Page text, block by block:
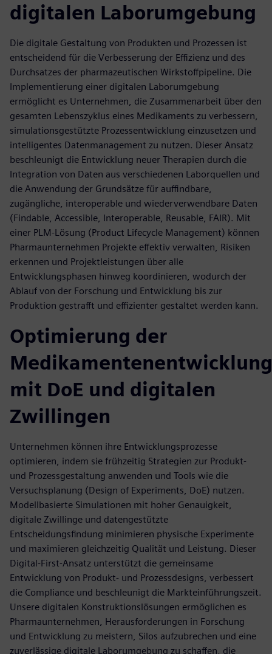
digitalen Laborumgebung
Die digitale Gestaltung von Produkten und Prozessen ist
entscheidend für die Verbesserung der Effizienz und des
Durchsatzes der pharmazeutischen Wirkstoffpipeline. Die
Implementierung einer digitalen Laborumgebung
ermöglicht es Unternehmen, die Zusammenarbeit über den
gesamten Lebenszyklus eines Medikaments zu verbessern,
simulationsgestützte Prozessentwicklung einzusetzen und
intelligentes Datenmanagement zu nutzen. Dieser Ansatz
beschleunigt die Entwicklung neuer Therapien durch die
Integration von Daten aus verschiedenen Laborquellen und
die Anwendung der Grundsätze für auffindbare,
zugängliche, interoperable und wiederverwendbare Daten
(Findable, Accessible, Interoperable, Reusable, FAIR). Mit
einer PLM-Lösung (Product Lifecycle Management) können
Pharmaunternehmen Projekte effektiv verwalten, Risiken
erkennen und Projektleistungen über alle
Entwicklungsphasen hinweg koordinieren, wodurch der
Ablauf von der Forschung und Entwicklung bis zur
Produktion gestrafft und effizienter gestaltet werden kann.
Optimierung der
Medikamentenentwicklung
mit DoE und digitalen
Zwillingen
Unternehmen können ihre Entwicklungsprozesse
optimieren, indem sie frühzeitig Strategien zur Produkt-
und Prozessgestaltung anwenden und Tools wie die
Versuchsplanung (Design of Experiments, DoE) nutzen.
Modellbasierte Simulationen mit hoher Genauigkeit,
digitale Zwillinge und datengestützte
Entscheidungsfindung minimieren physische Experimente
und maximieren gleichzeitig Qualität und Leistung. Dieser
Digital-First-Ansatz unterstützt die gemeinsame
Entwicklung von Produkt- und Prozessdesigns, verbessert
die Compliance und beschleunigt die Markteinführungszeit.
Unsere digitalen Konstruktionslösungen ermöglichen es
Pharmaunternehmen, Herausforderungen in Forschung
und Entwicklung zu meistern, Silos aufzubrechen und eine
zuverlässige digitale Laborumgebung zu schaffen, die